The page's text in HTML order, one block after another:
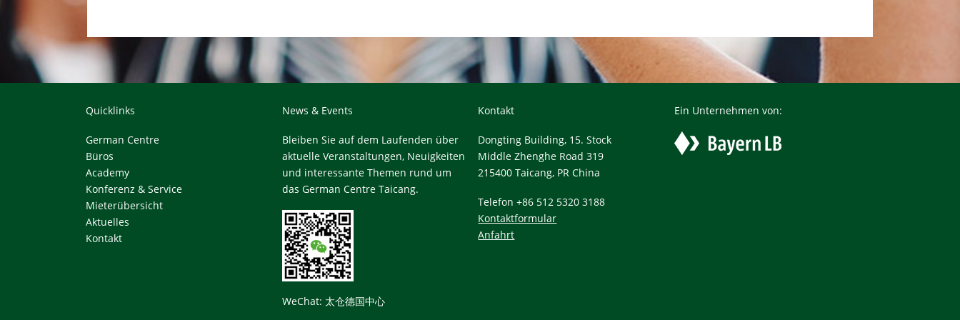
Quicklinks
German Centre
Büros
Academy
Konferenz & Service
Mieterübersicht
Aktuelles
Kontakt
News & Events
Bleiben Sie auf dem Laufenden über
aktuelle Veranstaltungen, Neuigkeiten
und interessante Themen rund um
das German Centre Taicang.
WeChat: 太仓德国中心
Kontakt
Dongting Building, 15. Stock
Middle Zhenghe Road 319
215400 Taicang, PR China
Telefon +86 512 5320 3188
Kontaktformular
Anfahrt
Ein Unternehmen von: